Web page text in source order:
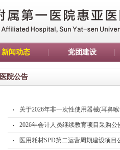
新闻动态 党团建设
医院公告
关于2026年非一次性使用器械(耳鼻
2026年会计人员继续教育项目采购公
医用耗材SPD第二运营周期建设项目